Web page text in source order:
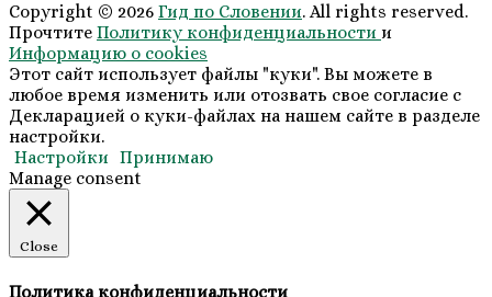
Copyright © 2026 Гид по Словении. All rights reserved.
Прочтите Политику конфиденциальности и
Информацию о cookies
Этот сайт использует файлы "куки". Вы можете в
любое время изменить или отозвать свое согласие с
Декларацией о куки-файлах на нашем сайте в разделе
настройки.
Настройки Принимаю
Manage consent
Close
Политика конфиденциальности